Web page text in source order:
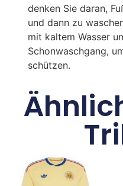
denken Sie daran,
und dann zu
mit kaltem Wasser
Schonwaschgang,
schützen.